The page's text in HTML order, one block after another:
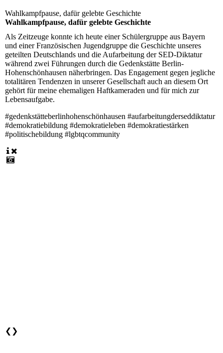
Wahlkampfpause, dafür gelebte Geschichte
Wahlkampfpause, dafür gelebte Geschichte
Als Zeitzeuge konnte ich heute einer Schülergruppe aus Bayern
und einer Französischen Jugendgruppe die Geschichte unseres
geteilten Deutschlands und die Aufarbeitung der SED-Diktatur
während zwei Führungen durch die Gedenkstätte Berlin-
Hohenschönhausen näherbringen. Das Engagement gegen jegliche
totalitären Tendenzen in unserer Gesellschaft auch an diesem Ort
gehört für meine ehemaligen Haftkameraden und für mich zur
Lebensaufgabe.
#gedenkstätteberlinhohenschönhausen #aufarbeitungderseddiktatur
#demokratiebildung #demokratieleben #demokratiestärken
#politischebildung #lgbtqcommunity
❮ ❯